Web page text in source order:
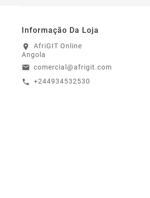
Informação Da Loja
location_on
AfriGIT Online
Angola
email comercial@afrigit.com
call +244934532530